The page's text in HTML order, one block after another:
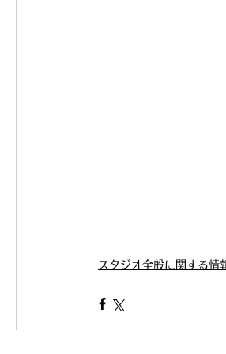
スタジオ全般に関する情